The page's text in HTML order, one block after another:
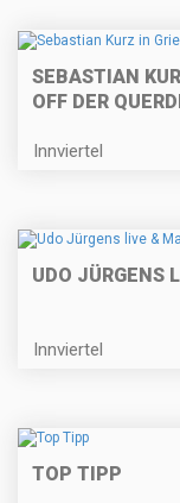
SEBASTIAN
OFF DER
Innviertel
UDO JÜRGENS
Innviertel
TOP TIPP